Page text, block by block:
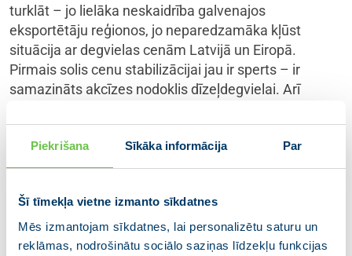
Piekrišana Sīkāka informācija Par
Šī tīmekļa vietne izmanto sīkdatnes
Mēs izmantojam sīkdatnes, lai personalizētu saturu un
reklāmas, nodrošinātu sociālo saziņas līdzekļu funkcijas
turklāt – jo lielāka neskaidrība galvenajos
eksportētāju reģionos, jo neparedzamāka kļūst
situācija ar degvielas cenām Latvijā un Eiropā.
Pirmais solis cenu stabilizācijai jau ir sperts – ir
samazināts akcīzes nodoklis dīzeļdegvielai. Arī
mazinātu ietekmi uz iedzīvotājiem un neizraisītu
nevēlamus blakusefektus, tostarp inflāciju.
Notikumi Tuvajos Austrumos var tieši ietekmēt
Eiropu arī migrācijas jomā. Tāpēc pagājušās nedēļas